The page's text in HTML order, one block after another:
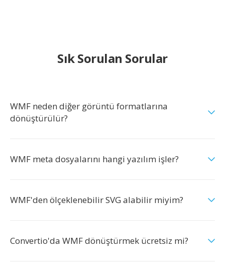
Sık Sorulan Sorular
WMF neden diğer görüntü formatlarına
dönüştürülür?
WMF meta dosyalarını hangi yazılım işler?
WMF'den ölçeklenebilir SVG alabilir miyim?
Convertio'da WMF dönüştürmek ücretsiz mi?